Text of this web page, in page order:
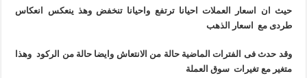
حيث ان اسعار العملات احيانا ترتفع واحيانا تنخفض وهذ ينعكس انعكاس
طردى مع اسعار الذهب
وقد حدث فى الفترات الماضية حالة من الانتعاش وايضا حالة من الركود وهذا
متغير مع تغيرات سوق العملة